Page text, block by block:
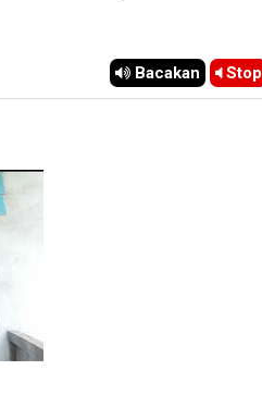
Bacakan Stop